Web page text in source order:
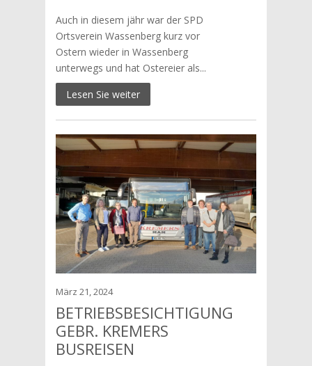
Auch in diesem jähr war der SPD
Ortsverein Wassenberg kurz vor
Ostern wieder in Wassenberg
unterwegs und hat Ostereier als...
Lesen Sie weiter
März 21, 2024
BETRIEBSBESICHTIGUNG
GEBR. KREMERS
BUSREISEN